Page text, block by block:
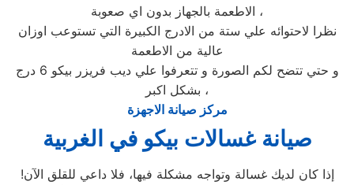
الاطعمة بالجهاز بدون اي صعوبة ،
نظرا لاحتوائه علي ستة من الادرج الكبيرة التي تستوعب اوزان
عالية من الاطعمة
و حتي تتضح لكم الصورة و تتعرفوا علي ديب فريزر بيكو 6 درج
بشكل اكبر ،
مركز صيانة الاجهزة
صيانة غسالات بيكو في الغربية
إذا كان لديك غسالة وتواجه مشكلة فيها، فلا داعي للقلق الآن!